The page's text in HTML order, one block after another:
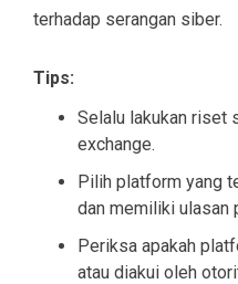
terhadap serangan siber.
Tips:
Selalu lakukan riset
exchange.
Pilih platform yang
dan memiliki ulasan
Periksa apakah
atau diakui oleh